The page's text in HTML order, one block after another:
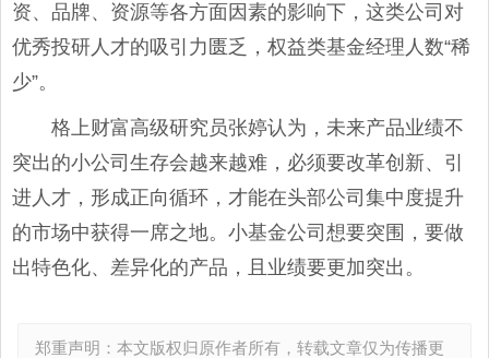
资、品牌、资源等各方面因素的影响下，这类公司对
优秀投研人才的吸引力匮乏，权益类基金经理人数“稀
少”。
格上财富高级研究员张婷认为，未来产品业绩不
突出的小公司生存会越来越难，必须要改革创新、引
进人才，形成正向循环，才能在头部公司集中度提升
的市场中获得一席之地。小基金公司想要突围，要做
出特色化、差异化的产品，且业绩要更加突出。
郑重声明：本文版权归原作者所有，转载文章仅为传播更